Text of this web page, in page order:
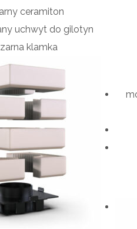
ceramiton
uchwyt do gilotyn
klamka